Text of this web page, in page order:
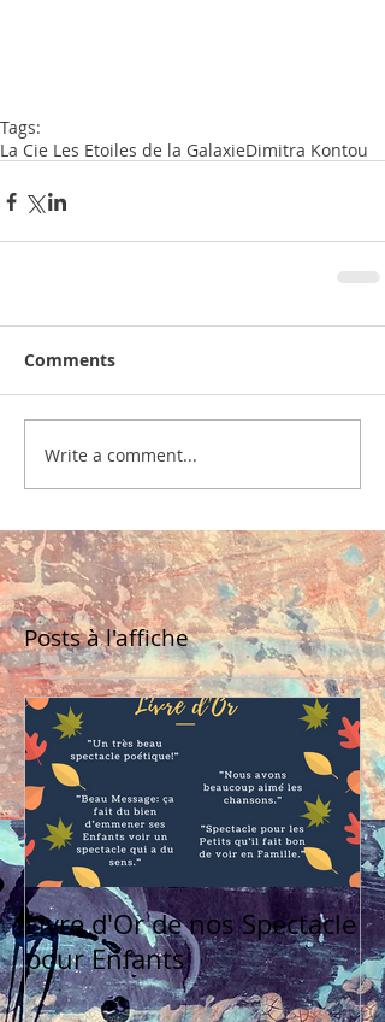
Tags:
La Cie Les Etoiles de la GalaxieDimitra Kontou
Comments
Write a comment...
Posts à l'affiche
Livre d'Or de nos Spectacle
pour Enfants